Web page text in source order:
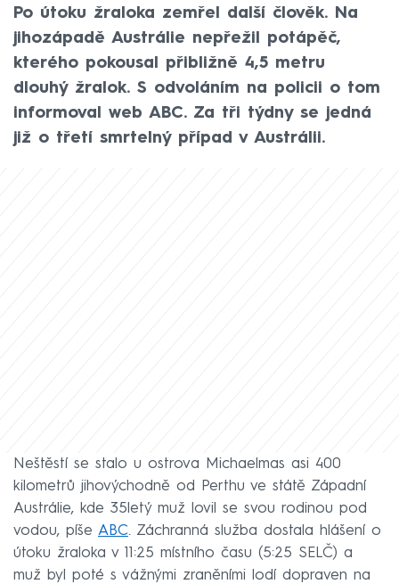
Po útoku žraloka zemřel další člověk. Na
jihozápadě Austrálie nepřežil potápěč,
kterého pokousal přibližně 4,5 metru
dlouhý žralok. S odvoláním na policii o tom
informoval web ABC. Za tři týdny se jedná
již o třetí smrtelný případ v Austrálii.
Neštěstí se stalo u ostrova Michaelmas asi 400
kilometrů jihovýchodně od Perthu ve státě Západní
Austrálie, kde 35letý muž lovil se svou rodinou pod
vodou, píše ABC. Záchranná služba dostala hlášení o
útoku žraloka v 11:25 místního času (5:25 SELČ) a
muž byl poté s vážnými zraněními lodí dopraven na